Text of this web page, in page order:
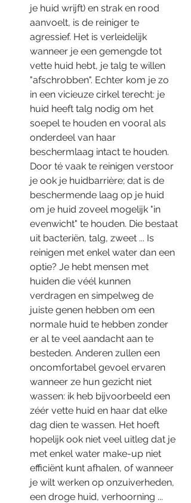
je huid wrijft) en strak en rood
aanvoelt, is de reiniger te
agressief. Het is verleidelijk
wanneer je een gemengde tot
vette huid hebt, je talg te willen
"afschrobben". Echter kom je zo
in een vicieuze cirkel terecht: je
huid heeft talg nodig om het
soepel te houden en vooral als
onderdeel van haar
beschermlaag intact te houden.
Door té vaak te reinigen verstoor
je ook je huidbarrière; dat is de
beschermende laag op je huid
om je huid zoveel mogelijk "in
evenwicht" te houden. Die bestaat
uit bacteriën, talg, zweet ... Is
reinigen met enkel water dan een
optie? Je hebt mensen met
huiden die véél kunnen
verdragen en simpelweg de
juiste genen hebben om een
normale huid te hebben zonder
er al te veel aandacht aan te
besteden. Anderen zullen een
oncomfortabel gevoel ervaren
wanneer ze hun gezicht niet
wassen: ik heb bijvoorbeeld een
zéér vette huid en haar dat elke
dag dien te wassen. Het hoeft
hopelijk ook niet veel uitleg dat je
met enkel water make-up niet
efficiënt kunt afhalen, of wanneer
je wilt werken op onzuiverheden,
een droge huid, verhoorning ...